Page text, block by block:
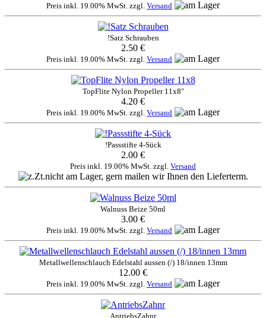
Preis inkl. 19.00% MwSt. zzgl. Versand
!Satz Schrauben
2.50 €
Preis inkl. 19.00% MwSt. zzgl. Versand
TopFlite Nylon Propeller 11x8"
4.20 €
Preis inkl. 19.00% MwSt. zzgl. Versand
!Passstifte 4-Sück
2.00 €
Preis inkl. 19.00% MwSt. zzgl. Versand
Walnuss Beize 50ml
3.00 €
Preis inkl. 19.00% MwSt. zzgl. Versand
Metallwellenschlauch Edelstahl aussen (/) 18/innen 13mm
12.00 €
Preis inkl. 19.00% MwSt. zzgl. Versand
AntriebsZahnr